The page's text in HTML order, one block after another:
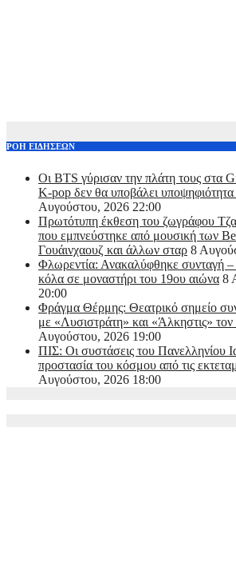
ΡΟΗ ΕΙΔΗΣΕΩΝ
Οι BTS γύρισαν την πλάτη τους στα
K-pop δεν θα υποβάλει υποψηφιότητα
Αυγούστου, 2026 22:00
Πρωτότυπη έκθεση του ζωγράφου
που εμπνεύστηκε από μουσική των
Γουάινχαουζ και άλλων σταρ 8
Φλωρεντία: Ανακαλύφθηκε συνταγή –
κόλα σε μοναστήρι του 19ου αιώνα 8
20:00
Φράγμα Θέρμης: Θεατρικό σημείο
με «Λυσιστράτη» και «Άλκηστις» τον
Αυγούστου, 2026 19:00
ΠΙΣ: Οι συστάσεις του Πανελληνίου
προστασία του κόσμου από τις
Αυγούστου, 2026 18:00